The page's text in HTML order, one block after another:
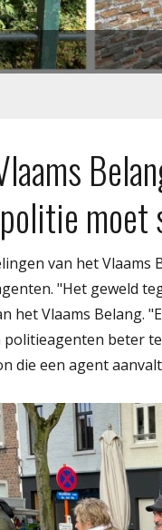
van het Vlaams
"Het geweld
het Vlaams Belang.
beter
die een agent